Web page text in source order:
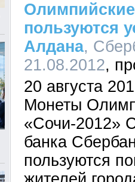
пользуются
Алдана,
21.08.2012
20 августа
Монеты
«Сочи-2012»
банка
пользуются